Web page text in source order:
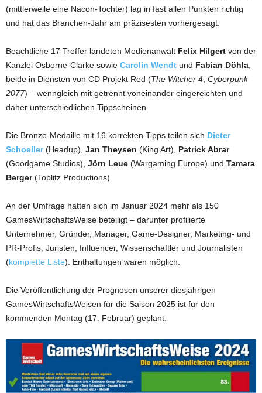
(mittlerweile eine Nacon-Tochter) lag in fast allen Punkten richtig
und hat das Branchen-Jahr am präzisesten vorhergesagt.
Beachtliche 17 Treffer landeten Medienanwalt Felix Hilgert von der
Kanzlei Osborne-Clarke sowie Carolin Wendt und Fabian Döhla
beide in Diensten von CD Projekt Red (The Witcher 4 Cyberpunk
2077) – wenngleich mit getrennt voneinander eingereichten und
daher unterschiedlichen Tippscheinen.
Die Bronze-Medaille mit 16 korrekten Tipps teilen sich Dieter
Schoeller(Headup), Jan Theysen (King Art), Patrick Abrar
(Goodgame Studios), Jörn Leue (Wargaming Europe) und Tamara
Berger(Toplitz Productions)
An der Umfrage hatten sich im Januar 2024 mehr als 150
GamesWirtschaftsWeise beteiligt – darunter profilierte
Unternehmer, Gründer, Manager, Game-Designer, Marketing- und
PR-Profis, Juristen, Influencer, Wissenschaftler und Journalisten
(komplette Liste). Enthaltungen waren möglich.
Die Veröffentlichung der Prognosen unserer diesjährigen
GamesWirtschaftsWeisen für die Saison 2025 ist für den
kommenden Montag (17. Februar) geplant.